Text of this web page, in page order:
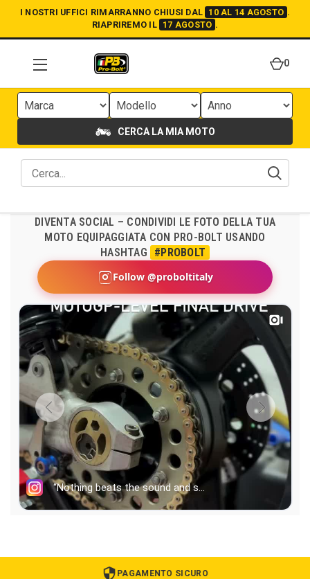
I NOSTRI UFFICI RIMARRANNO CHIUSI DAL 10 AL 14 AGOSTO .
RIAPRIREMO IL 17 AGOSTO .
0
CERCA LA MIA MOTO
DIVENTA SOCIAL – CONDIVIDI LE FOTO DELLA TUA
MOTO EQUIPAGGIATA CON PRO-BOLT USANDO
HASHTAG
#PROBOLT
Follow @proboltitaly
PAGAMENTO SICURO